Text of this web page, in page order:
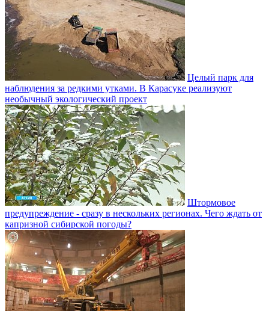
Целый парк для
наблюдения за редкими утками. В Карасуке реализуют
необычный экологический проект
Штормовое
предупреждение - сразу в нескольких регионах. Чего ждать от
капризной сибирской погоды?